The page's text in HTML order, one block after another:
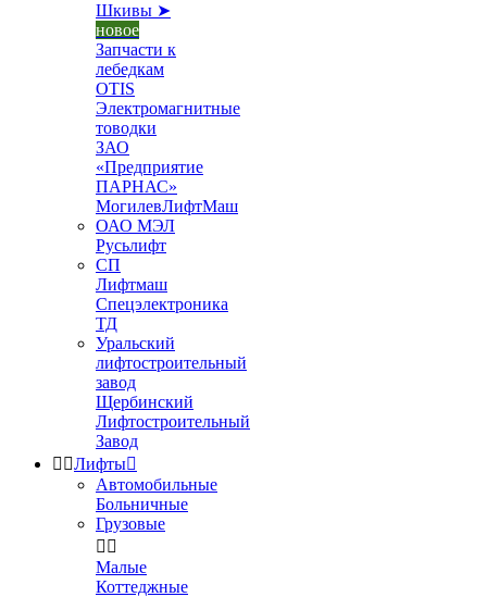
Шкивы ➤
новое
Запчасти к
лебедкам
OTIS
Электромагнитные
товодки
ЗАО
«Предприятие
ПАРНАС»
МогилевЛифтМаш
ОАО МЭЛ
Русьлифт
СП
Лифтмаш
Спецэлектроника
ТД
Уральский
лифтостроительный
завод
Щербинский
Лифтостроительный
Завод
 Лифты
Автомобильные
Больничные
Грузовые
 
Малые
Коттеджные